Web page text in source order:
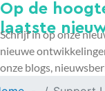
Op de
laatste
Schrijf in op onze
nieuwe
onze blogs,